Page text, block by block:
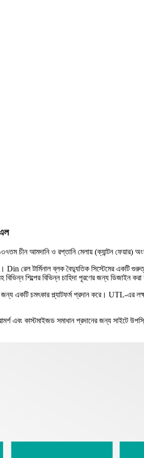
চীন আমদানি ও রপ্তানি মেলায় (ক্যান্টন
রেল টার্মিনাল ব্লক বৈদ্যুতিক সিস্টেমের একটি
শিল্পের বিভিন্ন চাহিদা পূরণের জন্য ডিজাইন করা
একটি চমৎকার প্ল্যাটফর্ম প্রদান করে। UTL-এর
এবং কাস্টমাইজড সমাধান প্রদানের জন্য সাইটে